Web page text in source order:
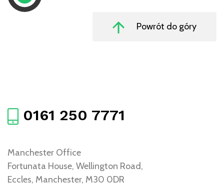
Powrót do góry
0161 250 7771
Manchester Office
Fortunata House, Wellington Road,
Eccles, Manchester, M30 0DR